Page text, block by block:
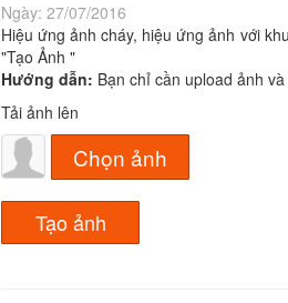
Ngày: 27/07/2016
Hiệu ứng ảnh cháy, hiệu ứng ảnh với
"Tạo Ảnh "
Hướng dẫn: Bạn chỉ cần upload ảnh
Tải ảnh lên
Chọn ảnh